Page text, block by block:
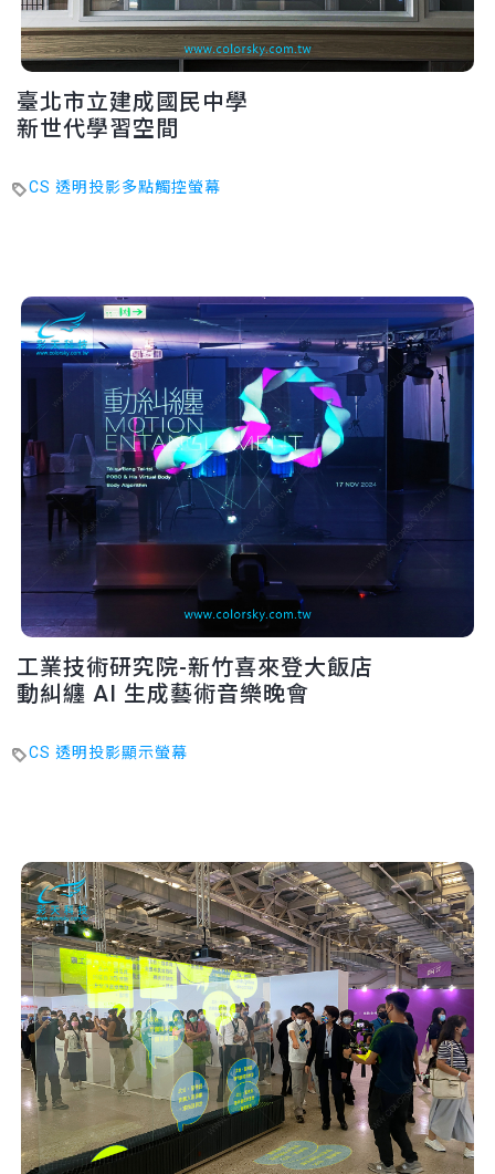
臺北市立建成國民中學
新世代學習空間
CS 透明投影多點觸控螢幕
工業技術研究院-新竹喜來登大飯店
動糾纏 AI 生成藝術音樂晚會
CS 透明投影顯示螢幕